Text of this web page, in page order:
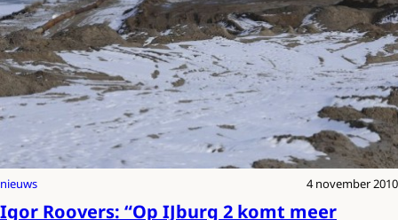
nieuws 4 november 2010
Igor Roovers: “Op IJburg 2 komt meer